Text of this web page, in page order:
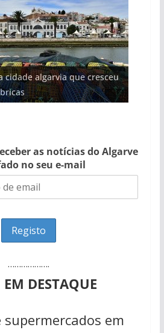
cidade algarvia que cresceu
areia de praias e põem
Algarve (com vídeo)
euros cada. Nova rota
no Algarve
investimento de 108
na construção de dois
Fontes emblemáticas do
ter vida (com vídeo)
as notícias do Algarve
no seu e-mail
……………….
DESTAQUE
supermercados em